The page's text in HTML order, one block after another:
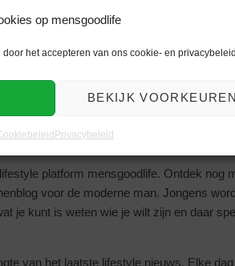
op mensgoodlife
het accepteren van ons cookie- en
BEKIJK
Privacybeleid
platform mensgoodlife. Ontdek nog
voor de moderne man. Jongens
je kunt is weten wie je wilt zijn en daar
van het laatste lifestyle nieuws. Elke